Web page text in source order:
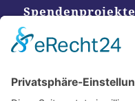
Spendenprojekte